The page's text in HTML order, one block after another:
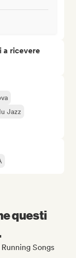
a ricevere
Jazz
questi
Songs